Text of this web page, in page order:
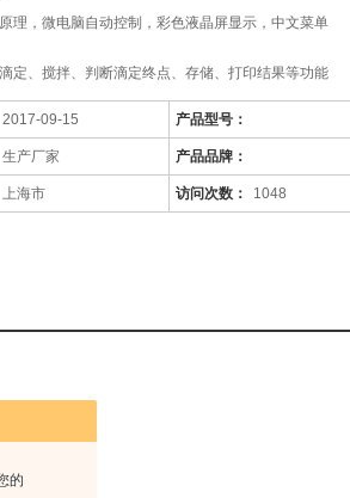
的
理，微电脑自动控制，彩色液晶屏显示，中文菜单
定、搅拌、判断滴定终点、存储、打印结果等功能
冷轧钢板制作，表面经静电喷塑处理，防腐蚀，易清洁
2017-09-15 产品型号：
生产厂家 产品品牌：
上海市 访问次数： 1048
单